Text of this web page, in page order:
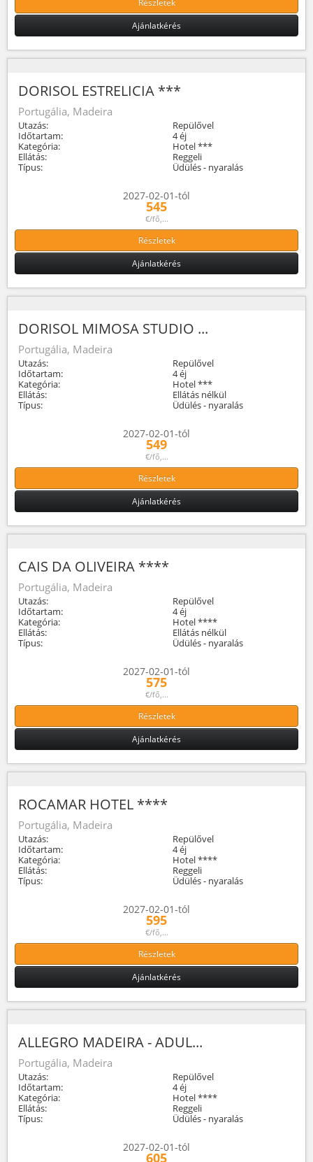
Részletek
Ajánlatkérés
DORISOL ESTRELICIA ***
Portugália, Madeira
Utazás:
Repülővel
Időtartam:
4 éj
Kategória:
Hotel ***
Ellátás:
Reggeli
Típus:
Üdülés - nyaralás
2027-02-01-tól
545
€/fő,...
Részletek
Ajánlatkérés
DORISOL MIMOSA STUDIO ...
Portugália, Madeira
Utazás:
Repülővel
Időtartam:
4 éj
Kategória:
Hotel ***
Ellátás:
Ellátás nélkül
Típus:
Üdülés - nyaralás
2027-02-01-tól
549
€/fő,...
Részletek
Ajánlatkérés
CAIS DA OLIVEIRA ****
Portugália, Madeira
Utazás:
Repülővel
Időtartam:
4 éj
Kategória:
Hotel ****
Ellátás:
Ellátás nélkül
Típus:
Üdülés - nyaralás
2027-02-01-tól
575
€/fő,...
Részletek
Ajánlatkérés
ROCAMAR HOTEL ****
Portugália, Madeira
Utazás:
Repülővel
Időtartam:
4 éj
Kategória:
Hotel ****
Ellátás:
Reggeli
Típus:
Üdülés - nyaralás
2027-02-01-tól
595
€/fő,...
Részletek
Ajánlatkérés
ALLEGRO MADEIRA - ADUL...
Portugália, Madeira
Utazás:
Repülővel
Időtartam:
4 éj
Kategória:
Hotel ****
Ellátás:
Reggeli
Típus:
Üdülés - nyaralás
2027-02-01-tól
605